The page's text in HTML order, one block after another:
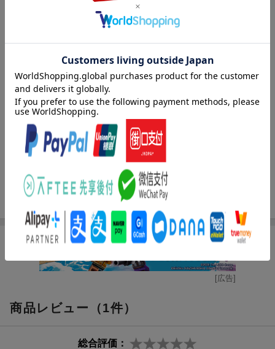
士』と呼ばれるほど仕事熱心な騎士・セオフィラスと出逢う。二
人で話しているうちに、彼が不眠症を患っていることレティーシ
ャに触れると眠れることが判明。その流れで、なぜかレティーシ
ャは男性とのお付き合いの仕方を教えてもらうことに！しかも、
セオフィラスの家に滞在することになってしまう。何度も抱きし
められ、どきどきする日々を送るうちにレティーシャに芽生え
る、淡い恋心。けれども、彼には忘れられない恋人がいるらしく
ー
著者情報（「BOOK」データベースより）
一花カナウ（イツカカナウ）
２０１７年『不眠症騎士と抱き枕令嬢』にて念願の書籍デビュ
ー。別名義でも執筆活動中（本データはこの書籍が刊行された当
時に掲載されていたものです）
[広告]
商品レビュー（1件）
総合評価：